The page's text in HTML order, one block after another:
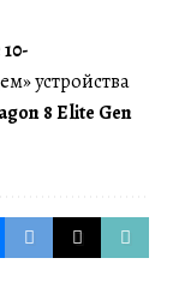
10-
устройства
8 Elite Gen